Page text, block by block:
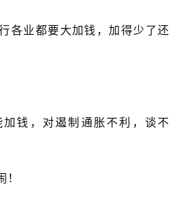
各业都要大加钱，加得少了还
钱，对遏制通胀不利，谈不